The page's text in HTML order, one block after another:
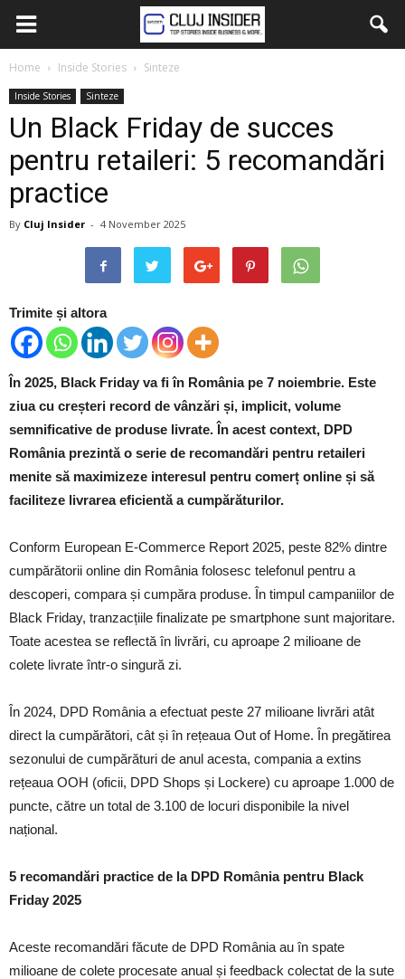
Home Inside Stories Sinteze
Inside Stories Sinteze
Un Black Friday de succes
pentru retaileri: 5 recomandări
practice
By Cluj Insider - 4 November 2025
Trimite și altora
În 2025, Black Friday va fi în România pe 7 noiembrie. Este
ziua cu creșteri record de vânzări și, implicit, volume
semnificative de produse livrate. În acest context, DPD
România prezintă o serie de recomandări pentru retaileri
menite să maximizeze interesul pentru comerț online și să
faciliteze livrarea eficientă a cumpărăturilor.
Conform European E-Commerce Report 2025, peste 82% dintre
cumpărătorii online din România folosesc telefonul pentru a
descoperi, compara și cumpăra produse. În timpul campaniilor de
Black Friday, tranzacțiile finalizate pe smartphone sunt majoritare.
Toate acestea se reflectă în livrări, cu aproape 2 milioane de
colete livrate într-o singură zi.
În 2024, DPD România a efectuat peste 27 milioane livrări atât
direct la cumpărători, cât și în rețeaua Out of Home. În pregătirea
sezonului de cumpărături de anul acesta, compania a extins
rețeaua OOH (oficii, DPD Shops și Lockere) cu aproape 1.000 de
puncte, către un total de 3.100 de locuri disponibile la nivel
național.
5 recomandări practice de la DPD România pentru Black
Friday 2025
Aceste recomandări făcute de DPD România au în spate
milioane de colete procesate anual și feedback colectat de la sute